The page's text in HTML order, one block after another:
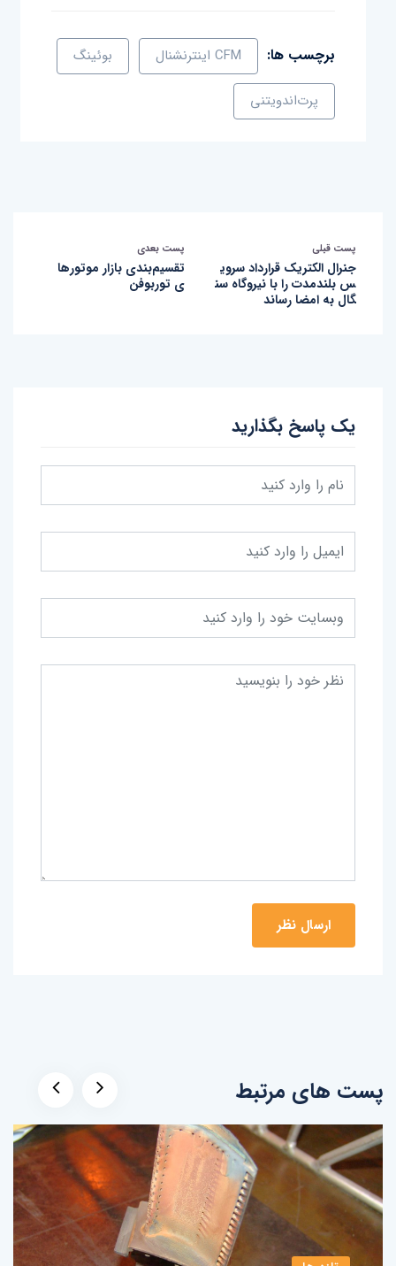
برچسب ها: CFM اینترنشنال بوئینگ
پرت‌اندویتنی
پست قبلی
جنرال الکتریک قرارداد سروی
س بلندمدت را با نیروگاه سن
گال به امضا رساند
پست بعدی
تقسیم‌بندی بازار موتورها
ی توربوفن
یک پاسخ بگذارید
پست های مرتبط